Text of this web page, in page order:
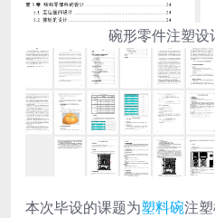
碗形零件注塑设
本次毕设的课题为塑料碗注